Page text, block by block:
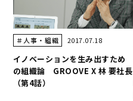
＃人事・組織 2017.07.18
イノベーションを生み出すため
の組織論 GROOVE X 林 要社長
（第4話）